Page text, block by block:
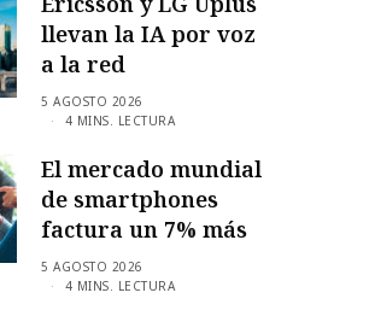
llevan la IA por voz
a la red
5 AGOSTO 2026
4 MINS. LECTURA
El mercado mundial
de smartphones
factura un 7% más
5 AGOSTO 2026
4 MINS. LECTURA